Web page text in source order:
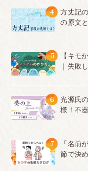
4
方丈記
の原文
5
【キモ
｜失敗
6
光源氏
様！不
7
「名前
節で決